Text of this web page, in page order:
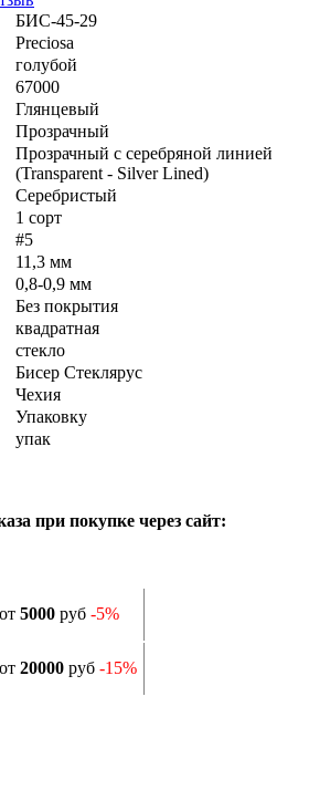
БИС-45-29
Preciosa
голубой
67000
Глянцевый
Прозрачный
Прозрачный с серебряной линией
(Transparent - Silver Lined)
Серебристый
1 сорт
#5
11,3 мм
0,8-0,9 мм
Без покрытия
квадратная
стекло
Бисер Стеклярус
Чехия
Упаковку
упак
при покупке через сайт:
от 5000 руб -5%
от 20000 руб -15%